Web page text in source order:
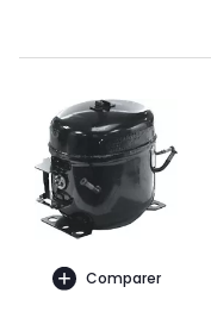
Comparer